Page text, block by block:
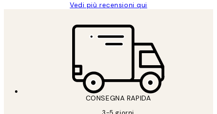
Vedi più recensioni qui
CONSEGNA RAPIDA